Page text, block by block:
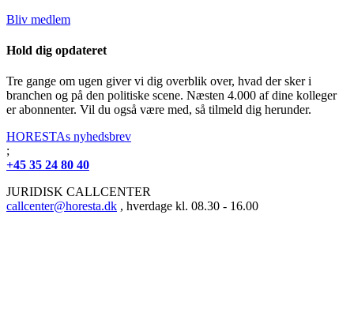
Bliv medlem
Hold dig opdateret
Tre gange om ugen giver vi dig overblik over, hvad der sker i
branchen og på den politiske scene. Næsten 4.000 af dine kolleger
er abonnenter. Vil du også være med, så tilmeld dig herunder.
HORESTAs nyhedsbrev
;
+45 35 24 80 40
JURIDISK CALLCENTER
callcenter@horesta.dk , hverdage kl. 08.30 - 16.00